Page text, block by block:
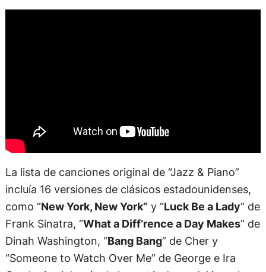
La lista de canciones original de “Jazz & Piano”
incluía 16 versiones de clásicos estadounidenses,
como “New York, New York” y “Luck Be a Lady” de
Frank Sinatra, “What a Diff’rence a Day Makes” de
Dinah Washington, “Bang Bang” de Cher y
“Someone to Watch Over Me” de George e Ira